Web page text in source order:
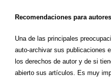
Recomendaciones para autores
Una de las principales
auto-archivar sus publicaciones
los derechos de autor y de si
abierto sus artículos. Es muy